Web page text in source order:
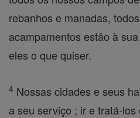
rebanhos e manadas,
acampamentos estão à
eles o que quiser.
4 Nossas cidades e seus
a seu serviço ; ir e tratá-